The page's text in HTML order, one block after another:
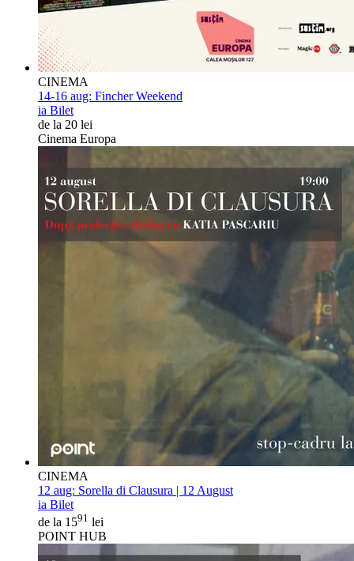
CINEMA
14-16 aug: Fincher Weekend
ia Bilet
de la 20 lei
Cinema Europa
CINEMA
12 aug: Sorella di Clausura | 12 August
ia Bilet
de la 1591 lei
POINT HUB